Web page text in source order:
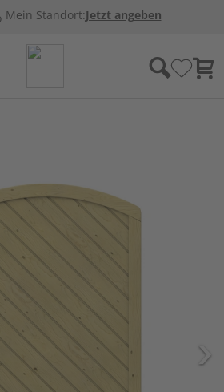
Mein Standort:Jetzt angeben